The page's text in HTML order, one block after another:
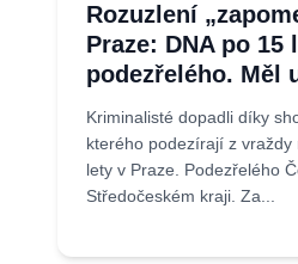
Rozuzlení
Praze: DNA po 15
podezřelého. Měl
Kriminalisté dopadli díky
kterého podezírají z
lety v Praze. Podezřelého
Středočeském kraji. Za...